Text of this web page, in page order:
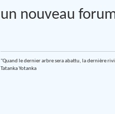
un nouveau
"Quand le dernier arbre sera abattu, la dernière
Tatanka Yotanka